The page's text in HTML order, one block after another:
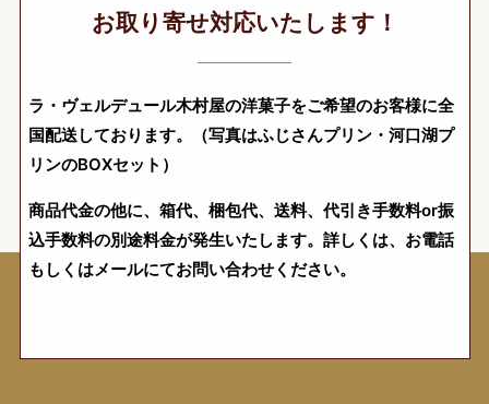
お取り寄せ対応いたします！
ラ・ヴェルデュール木村屋の洋菓子をご希望のお客様に全
国配送しております。（写真はふじさんプリン・河口湖プ
リンのBOXセット）
商品代金の他に、箱代、梱包代、送料、代引き手数料or振
込手数料の別途料金が発生いたします。詳しくは、お電話
もしくはメールにてお問い合わせください。